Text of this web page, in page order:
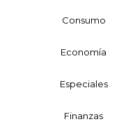
Consumo
Economía
Especiales
Finanzas